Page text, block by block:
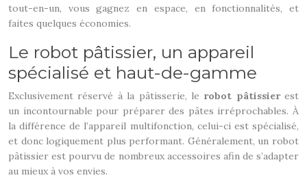
tout-en-un, vous gagnez en espace, en fonctionnalités, et
faites quelques économies.
Le robot pâtissier, un appareil
spécialisé et haut-de-gamme
Exclusivement réservé à la pâtisserie, le robot pâtissierest
un incontournable pour préparer des pâtes irréprochables. À
la différence de l’appareil multifonction, celui-ci est spécialisé,
et donc logiquement plus performant. Généralement, un robot
pâtissier est pourvu de nombreux accessoires afin de s’adapter
au mieux à vos envies.